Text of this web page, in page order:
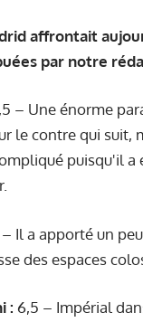
affrontait
par notre
– Une énorme
le contre qui suit,
puisqu'il a
Il a apporté un
des espaces
: 6,5 – Impérial